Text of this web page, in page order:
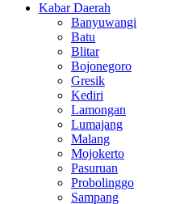
Kabar Daerah
Banyuwangi
Batu
Blitar
Bojonegoro
Gresik
Kediri
Lamongan
Lumajang
Malang
Mojokerto
Pasuruan
Probolinggo
Sampang